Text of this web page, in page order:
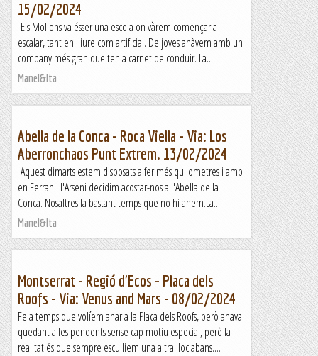
15/02/2024
Els Mollons va ésser una escola on vàrem començar a
escalar, tant en lliure com artificial. De joves anàvem amb un
company més gran que tenia carnet de conduir. La...
Manel&Ita
Abella de la Conca - Roca Viella - Via: Los
Aberronchaos Punt Extrem. 13/02/2024
Aquest dimarts estem disposats a fer més quilometres i amb
en Ferran i l'Arseni decidim acostar-nos a l'Abella de la
Conca. Nosaltres fa bastant temps que no hi anem.La...
Manel&Ita
Montserrat - Regió d'Ecos - Placa dels
Roofs - Via: Venus and Mars - 08/02/2024
Feia temps que volíem anar a la Placa dels Roofs, però anava
quedant a les pendents sense cap motiu especial, però la
realitat és que sempre esculliem una altra lloc abans....